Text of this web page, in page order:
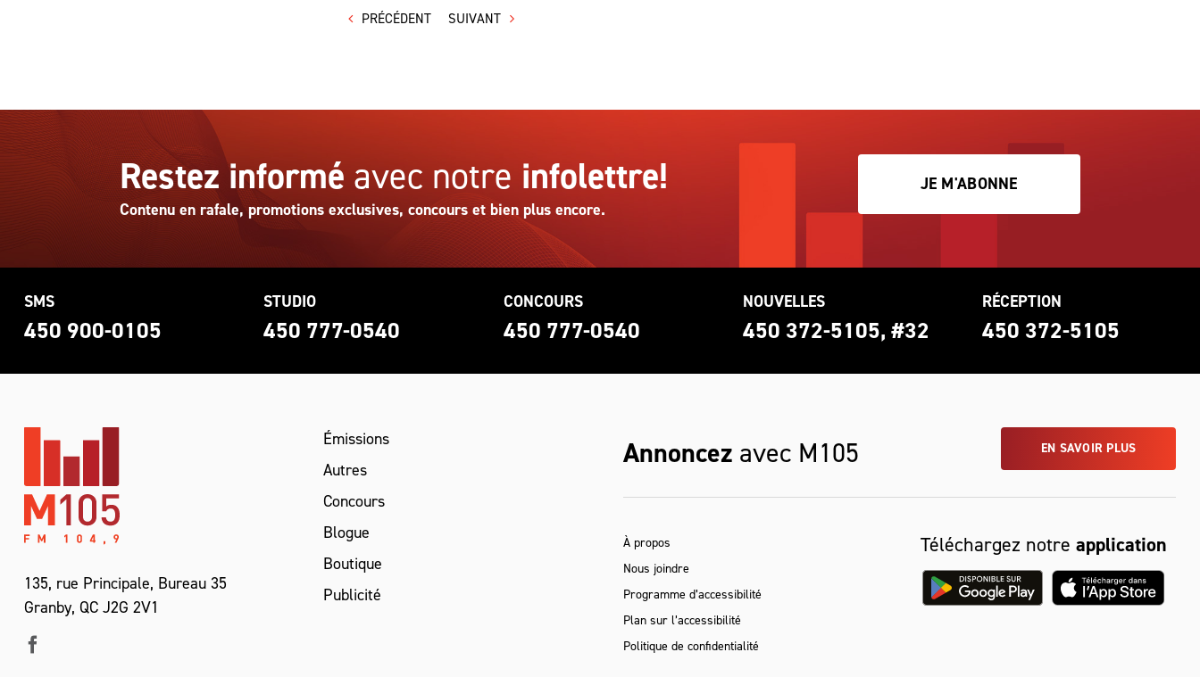
PRÉCÉDENT SUIVANT
Restez informé avec notre infolettre!
Contenu en rafale, promotions exclusives, concours et bien plus encore.
JE M'ABONNE
SMS
450 900-0105
STUDIO
450 777-0540
CONCOURS
450 777-0540
NOUVELLES
450 372-5105, #32
RÉCEPTION
450 372-5105
135, rue Principale, Bureau 35
Granby, QC J2G 2V1
Émissions
Autres
Concours
Blogue
Boutique
Publicité
Annoncez avec M105 EN SAVOIR PLUS
À propos
Nous joindre
Programme d’accessibilité
Plan sur l’accessibilité
Politique de confidentialité
Téléchargez notre application